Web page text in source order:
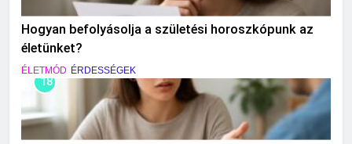
Hogyan befolyásolja a születési horoszkópunk az
életünket?
ÉLETMÓD ÉRDESSÉGEK
18